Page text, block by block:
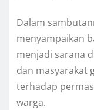
Dalam
menyampaikan
menjadi sarana
dan masyarakat
terhadap
warga.